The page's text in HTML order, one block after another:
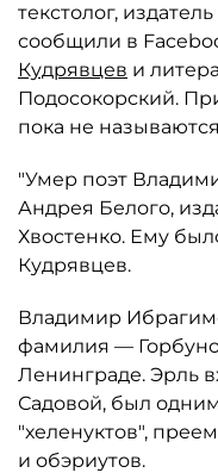
текстолог,
сообщили в
Кудрявцев и
Подосокорский.
пока не
"Умер поэт
Андрея Белого,
Хвостенко. Ему
Кудрявцев.
Владимир
фамилия —
Ленинграде. Эрль
Садовой, был
"хеленуктов",
и обэриутов.